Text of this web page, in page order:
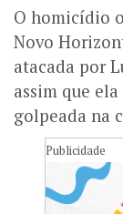
O homicídio
Novo
atacada por
assim que
golpeada na
Publicidade